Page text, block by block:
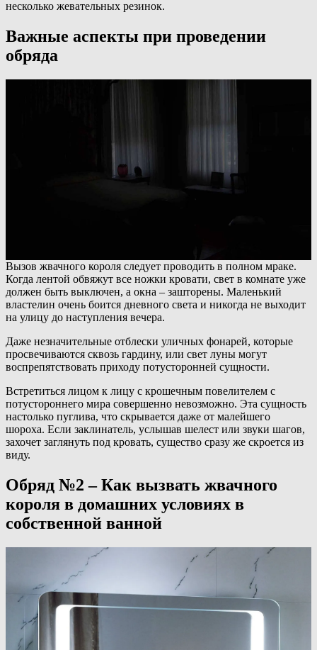
несколько жевательных резинок.
Важные аспекты при проведении
обряда
Вызов жвачного короля следует проводить в полном мраке.
Когда лентой обвяжут все ножки кровати, свет в комнате уже
должен быть выключен, а окна – зашторены. Маленький
властелин очень боится дневного света и никогда не выходит
на улицу до наступления вечера.
Даже незначительные отблески уличных фонарей, которые
просвечиваются сквозь гардину, или свет луны могут
воспрепятствовать приходу потусторонней сущности.
Встретиться лицом к лицу с крошечным повелителем с
потустороннего мира совершенно невозможно. Эта сущность
настолько пуглива, что скрывается даже от малейшего
шороха. Если заклинатель, услышав шелест или звуки шагов,
захочет заглянуть под кровать, существо сразу же скроется из
виду.
Обряд №2 – Как вызвать жвачного
короля в домашних условиях в
собственной ванной